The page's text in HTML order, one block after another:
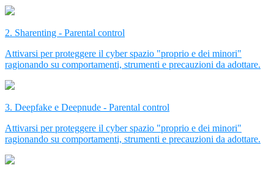
2. Sharenting - Parental control
Attivarsi per proteggere il cyber spazio "proprio e dei minori"
ragionando su comportamenti, strumenti e precauzioni da adottare.
3. Deepfake e Deepnude - Parental control
Attivarsi per proteggere il cyber spazio "proprio e dei minori"
ragionando su comportamenti, strumenti e precauzioni da adottare.